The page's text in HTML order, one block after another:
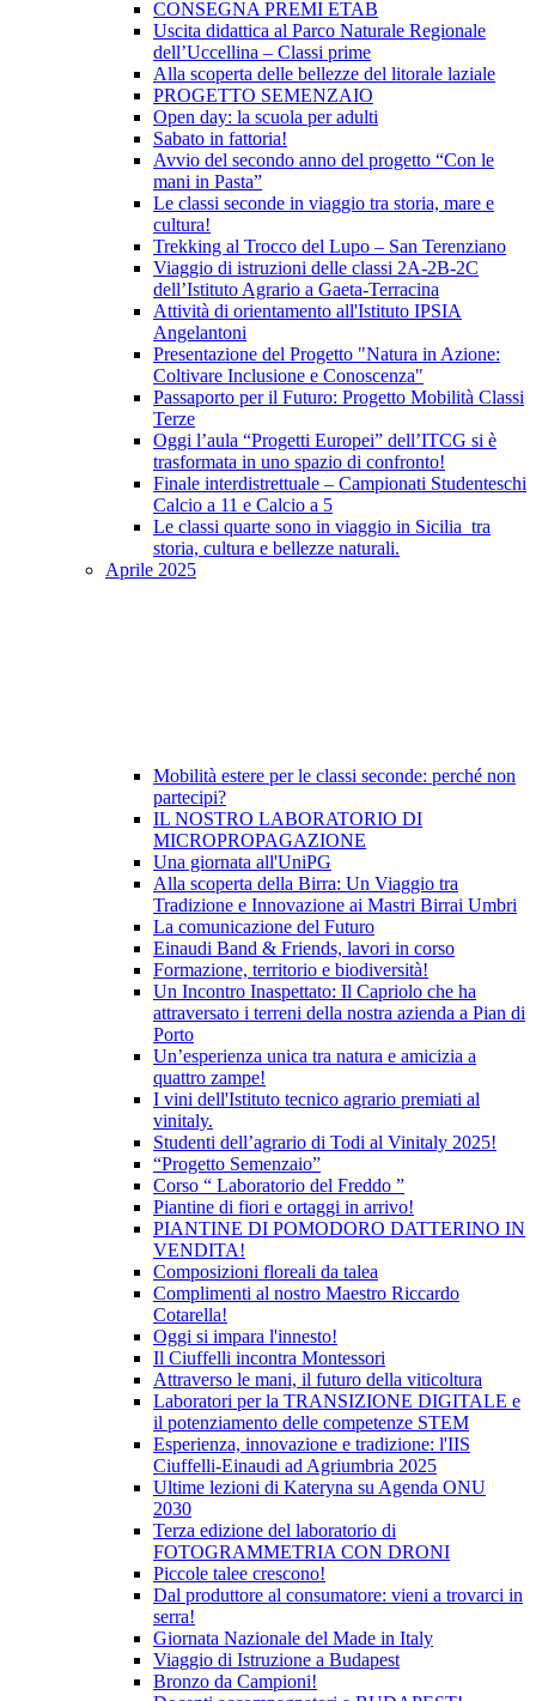
CONSEGNA PREMI ETAB
Uscita didattica al Parco Naturale Regionale
dell’Uccellina – Classi prime
Alla scoperta delle bellezze del litorale laziale
PROGETTO SEMENZAIO
Open day: la scuola per adulti
Sabato in fattoria!
Avvio del secondo anno del progetto “Con le
mani in Pasta”
Le classi seconde in viaggio tra storia, mare e
cultura!
Trekking al Trocco del Lupo – San Terenziano
Viaggio di istruzioni delle classi 2A-2B-2C
dell’Istituto Agrario a Gaeta-Terracina
Attività di orientamento all'Istituto IPSIA
Angelantoni
Presentazione del Progetto "Natura in Azione:
Coltivare Inclusione e Conoscenza"
Passaporto per il Futuro: Progetto Mobilità Classi
Terze
Oggi l’aula “Progetti Europei” dell’ITCG si è
trasformata in uno spazio di confronto!
Finale interdistrettuale – Campionati Studenteschi
Calcio a 11 e Calcio a 5
Le classi quarte sono in viaggio in Sicilia tra
storia, cultura e bellezze naturali.
Aprile 2025
Mobilità estere per le classi seconde: perché non
partecipi?
IL NOSTRO LABORATORIO DI
MICROPROPAGAZIONE
Una giornata all'UniPG
Alla scoperta della Birra: Un Viaggio tra
Tradizione e Innovazione ai Mastri Birrai Umbri
La comunicazione del Futuro
Einaudi Band & Friends, lavori in corso
Formazione, territorio e biodiversità!
Un Incontro Inaspettato: Il Capriolo che ha
attraversato i terreni della nostra azienda a Pian di
Porto
Un’esperienza unica tra natura e amicizia a
quattro zampe!
I vini dell'Istituto tecnico agrario premiati al
vinitaly.
Studenti dell’agrario di Todi al Vinitaly 2025!
“Progetto Semenzaio”
Corso “ Laboratorio del Freddo ”
Piantine di fiori e ortaggi in arrivo!
PIANTINE DI POMODORO DATTERINO IN
VENDITA!
Composizioni floreali da talea
Complimenti al nostro Maestro Riccardo
Cotarella!
Oggi si impara l'innesto!
Il Ciuffelli incontra Montessori
Attraverso le mani, il futuro della viticoltura
Laboratori per la TRANSIZIONE DIGITALE e
il potenziamento delle competenze STEM
Esperienza, innovazione e tradizione: l'IIS
Ciuffelli-Einaudi ad Agriumbria 2025
Ultime lezioni di Kateryna su Agenda ONU
2030
Terza edizione del laboratorio di
FOTOGRAMMETRIA CON DRONI
Piccole talee crescono!
Dal produttore al consumatore: vieni a trovarci in
serra!
Giornata Nazionale del Made in Italy
Viaggio di Istruzione a Budapest
Bronzo da Campioni!